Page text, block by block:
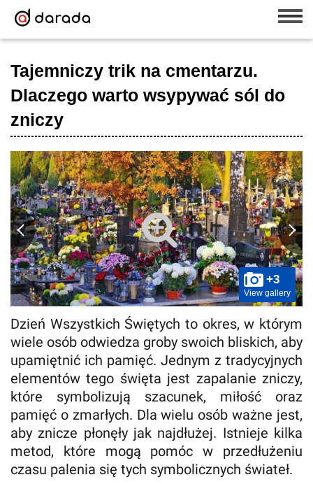
Tajemniczy trik na cmentarzu.
Dlaczego warto wsypywać sól do
zniczy
+3
View gallery
Dzień Wszystkich Świętych to okres, w którym
wiele osób odwiedza groby swoich bliskich, aby
upamiętnić ich pamięć. Jednym z tradycyjnych
elementów tego święta jest zapalanie zniczy,
które symbolizują szacunek, miłość oraz
pamięć o zmarłych. Dla wielu osób ważne jest,
aby znicze płonęły jak najdłużej. Istnieje kilka
metod, które mogą pomóc w przedłużeniu
czasu palenia się tych symbolicznych świateł.